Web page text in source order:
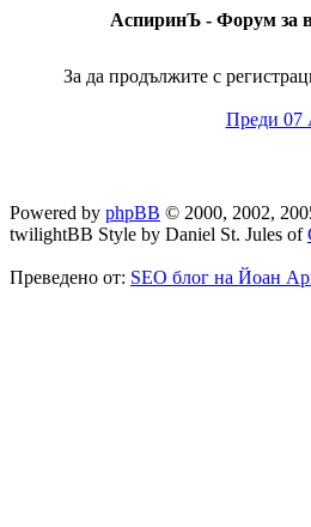
АспиринЪ - Форум за
За да продължите с
Преди 07
Powered by phpBB © 2000, 2002,
twilightBB Style by Daniel St. Jules of
Преведено от: SEO блог на Йоан